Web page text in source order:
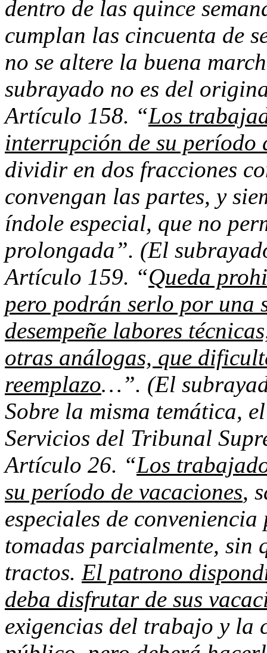
dentro de las quince
cumplan las cincuenta de
no se altere la buena
subrayado no es del
Artículo 158. “Los
interrupción de su período
dividir en dos fracciones
convengan las partes, y
índole especial, que no
prolongada”. (El
Artículo 159. “Queda
pero podrán serlo por una
desempeñe labores
otras análogas, que
reemplazo…”. (El
Sobre la misma temática,
Servicios del Tribunal
Artículo 26. “Los
su período de vacaciones,
especiales de
tomadas parcialmente, sin
tractos. El patrono
deba disfrutar de sus
exigencias del trabajo y la